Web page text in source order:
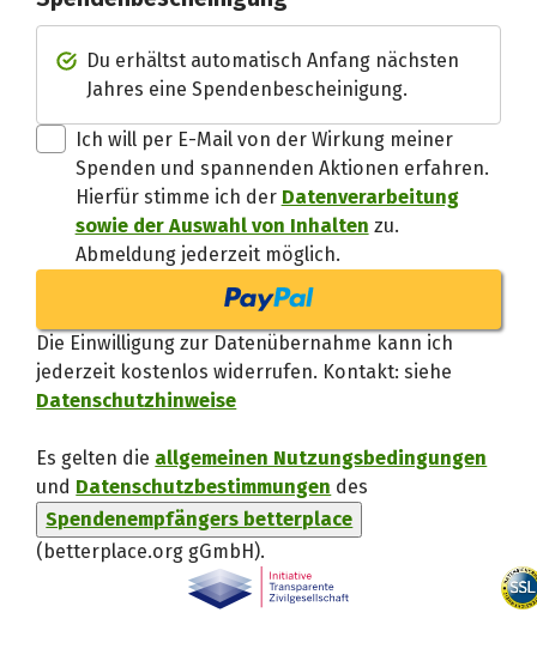
Du erhältst automatisch Anfang nächsten
Jahres eine Spendenbescheinigung.
Ich will per E-Mail von der Wirkung meiner
Spenden und spannenden Aktionen erfahren.
Hierfür stimme ich der Datenverarbeitung
sowie der Auswahl von Inhalten zu.
Abmeldung jederzeit möglich.
Die Einwilligung zur Datenübernahme kann ich
jederzeit kostenlos widerrufen. Kontakt: siehe
Datenschutzhinweise
Es gelten die allgemeinen Nutzungsbedingungen
und Datenschutzbestimmungen des
Spendenempfängers betterplace
(betterplace.org gGmbH)
Spendenempfänger
.